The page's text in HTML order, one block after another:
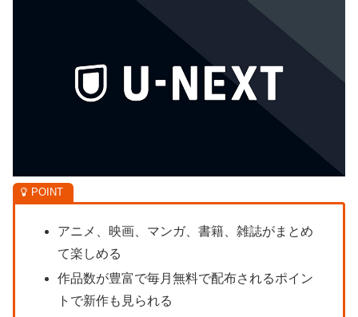
アニメ、映画、マンガ、書籍、雑誌がまとめ
て楽しめる
作品数が豊富で毎月無料で配布されるポイン
トで新作も見られる